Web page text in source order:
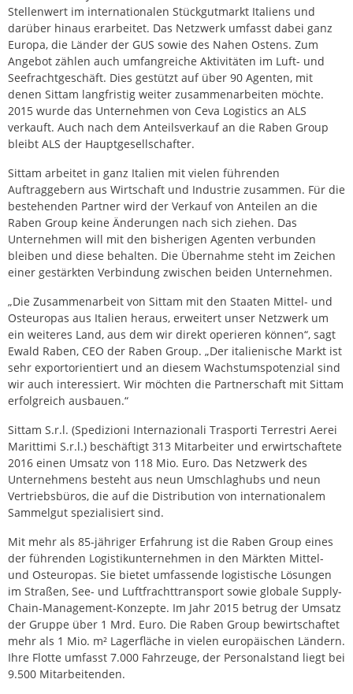
Stellenwert im internationalen Stückgutmarkt Italiens und
darüber hinaus erarbeitet. Das Netzwerk umfasst dabei ganz
Europa, die Länder der GUS sowie des Nahen Ostens. Zum
Angebot zählen auch umfangreiche Aktivitäten im Luft- und
Seefrachtgeschäft. Dies gestützt auf über 90 Agenten, mit
denen Sittam langfristig weiter zusammenarbeiten möchte.
2015 wurde das Unternehmen von Ceva Logistics an ALS
verkauft. Auch nach dem Anteilsverkauf an die Raben Group
bleibt ALS der Hauptgesellschafter.
Sittam arbeitet in ganz Italien mit vielen führenden
Auftraggebern aus Wirtschaft und Industrie zusammen. Für die
bestehenden Partner wird der Verkauf von Anteilen an die
Raben Group keine Änderungen nach sich ziehen. Das
Unternehmen will mit den bisherigen Agenten verbunden
bleiben und diese behalten. Die Übernahme steht im Zeichen
einer gestärkten Verbindung zwischen beiden Unternehmen.
„Die Zusammenarbeit von Sittam mit den Staaten Mittel- und
Osteuropas aus Italien heraus, erweitert unser Netzwerk um
ein weiteres Land, aus dem wir direkt operieren können“, sagt
Ewald Raben, CEO der Raben Group. „Der italienische Markt ist
sehr exportorientiert und an diesem Wachstumspotenzial sind
wir auch interessiert. Wir möchten die Partnerschaft mit Sittam
erfolgreich ausbauen.“
Sittam S.r.l. (Spedizioni Internazionali Trasporti Terrestri Aerei
Marittimi S.r.l.) beschäftigt 313 Mitarbeiter und erwirtschaftete
2016 einen Umsatz von 118 Mio. Euro. Das Netzwerk des
Unternehmens besteht aus neun Umschlaghubs und neun
Vertriebsbüros, die auf die Distribution von internationalem
Sammelgut spezialisiert sind.
Mit mehr als 85-jähriger Erfahrung ist die Raben Group eines
der führenden Logistikunternehmen in den Märkten Mittel-
und Osteuropas. Sie bietet umfassende logistische Lösungen
im Straßen, See- und Luftfrachttransport sowie globale Supply-
Chain-Management-Konzepte. Im Jahr 2015 betrug der Umsatz
der Gruppe über 1 Mrd. Euro. Die Raben Group bewirtschaftet
mehr als 1 Mio. m² Lagerfläche in vielen europäischen Ländern.
Ihre Flotte umfasst 7.000 Fahrzeuge, der Personalstand liegt bei
9.500 Mitarbeitenden.